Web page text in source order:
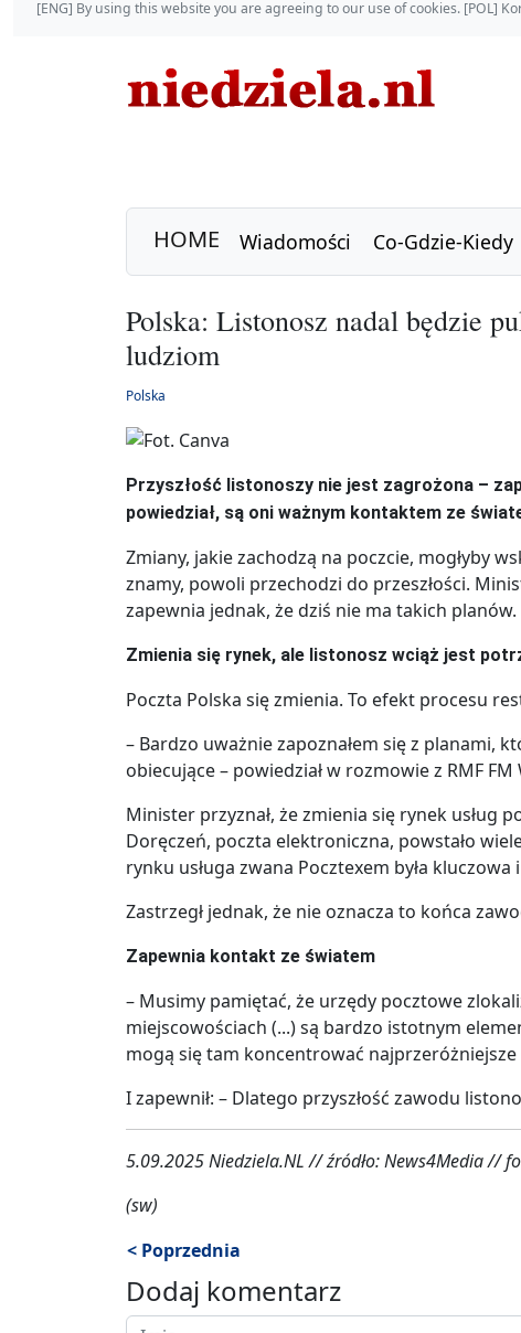
[ENG] By using this website you are agreeing to our use of cookies. [POL]
HOME Wiadomości Co-Gdzie-Kiedy
Polska: Listonosz nadal będzie
ludziom
Polska
Przyszłość listonoszy nie jest zagrożona –
powiedział, są oni ważnym kontaktem ze
Zmiany, jakie zachodzą na poczcie, mogłyby
znamy, powoli przechodzi do przeszłości.
zapewnia jednak, że dziś nie ma takich planów.
Zmienia się rynek, ale listonosz wciąż jest
Poczta Polska się zmienia. To efekt procesu
– Bardzo uważnie zapoznałem się z planami,
obiecujące – powiedział w rozmowie z RMF FM
Minister przyznał, że zmienia się rynek usług
Doręczeń, poczta elektroniczna, powstało
rynku usługa zwana Pocztexem była kluczowa
Zastrzegł jednak, że nie oznacza to końca
Zapewnia kontakt ze światem
– Musimy pamiętać, że urzędy pocztowe
miejscowościach (...) są bardzo istotnym
mogą się tam koncentrować najprzeróżniejsze
I zapewnił: – Dlatego przyszłość zawodu
5.09.2025 Niedziela.NL // źródło: News4Media //
(sw)
< Poprzednia
Dodaj komentarz